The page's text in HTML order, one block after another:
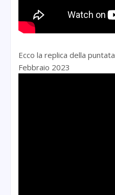
Ecco la replica della
Febbraio 2023